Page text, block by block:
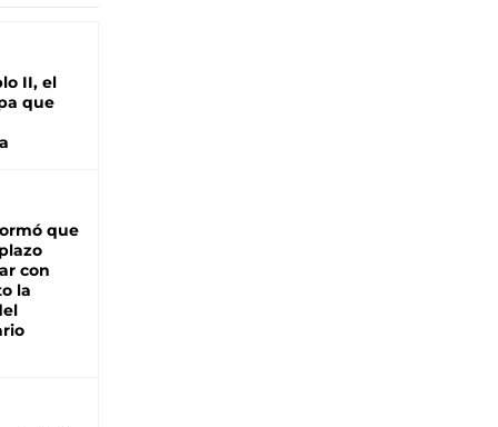
II, el
que
que
con
la